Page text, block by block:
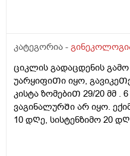
კატეგორია -
ციკლის გადაცდენის
უარყიფიᲗი იყო,
კისტა ზომებიᲗ 29/20 მმ
ვაგინალურᲨი არ იყო.
10 დᲦე, სისტენზიმო 20